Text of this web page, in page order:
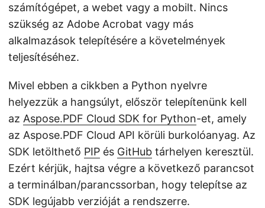
számítógépet, a webet vagy a mobilt. Nincs
szükség az Adobe Acrobat vagy más
alkalmazások telepítésére a követelmények
teljesítéséhez.
Mivel ebben a cikkben a Python nyelvre
helyezzük a hangsúlyt, először telepítenünk kell
az Aspose.PDF Cloud SDK for Python-et, amely
az Aspose.PDF Cloud API körüli burkolóanyag. Az
SDK letölthető PIP és GitHub tárhelyen keresztül.
Ezért kérjük, hajtsa végre a következő parancsot
a terminálban/parancssorban, hogy telepítse az
SDK legújabb verzióját a rendszerre.